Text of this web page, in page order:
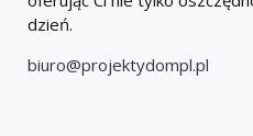
dzień.
biuro@projektydompl.pl